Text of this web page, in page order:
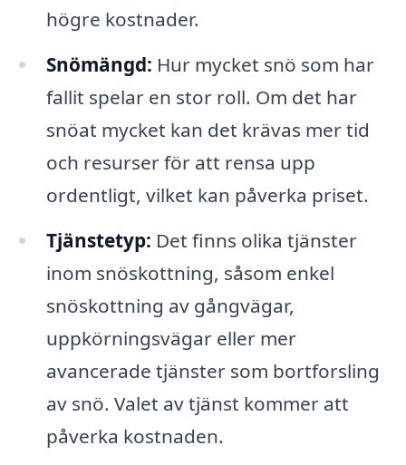
högre kostnader.
Snömängd: Hur mycket snö som har
fallit spelar en stor roll. Om det har
snöat mycket kan det krävas mer tid
och resurser för att rensa upp
ordentligt, vilket kan påverka priset.
Tjänstetyp: Det finns olika tjänster
inom snöskottning, såsom enkel
snöskottning av gångvägar,
uppkörningsvägar eller mer
avancerade tjänster som bortforsling
av snö. Valet av tjänst kommer att
påverka kostnaden.